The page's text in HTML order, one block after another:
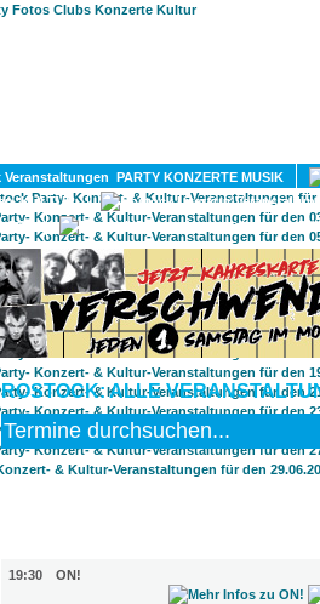
PARTY KONZERTE MUSIK
KULTUR
GAY
ROSTOCK: ALLE
19:30
ON!